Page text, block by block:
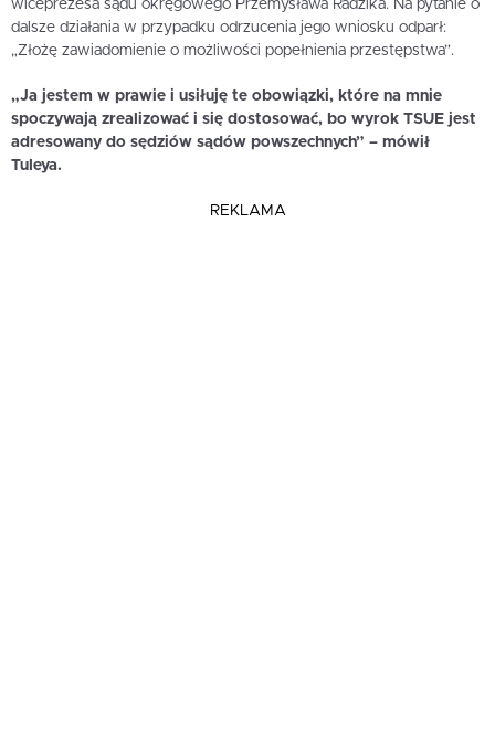
wiceprezesa sądu okręgowego Przemysława Radzika. Na pytanie o
dalsze działania w przypadku odrzucenia jego wniosku odparł:
„Złożę zawiadomienie o możliwości popełnienia przestępstwa”.
„Ja jestem w prawie i usiłuję te obowiązki, które na mnie
spoczywają zrealizować i się dostosować, bo wyrok TSUE jest
adresowany do sędziów sądów powszechnych” – mówił
Tuleya.
REKLAMA